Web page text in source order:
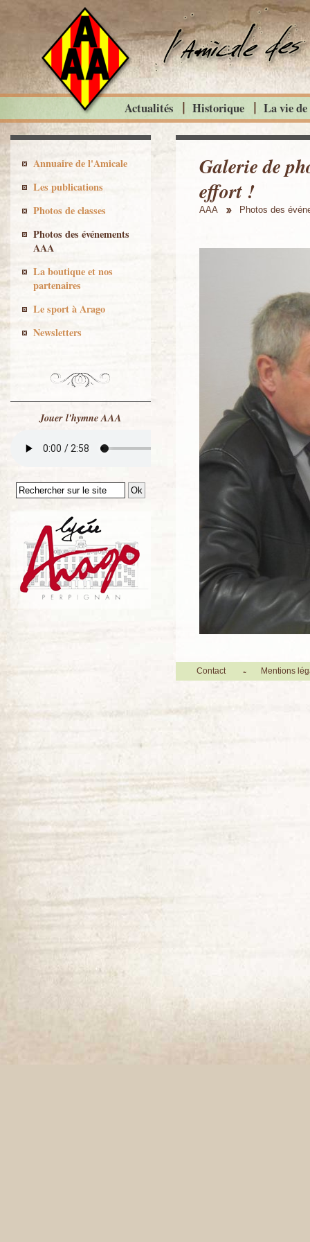
Galerie de
effort !
AAA Photos des
Actualités Historique La vie
Annuaire de l'Amicale
Les publications
Photos de classes
Photos des événements
AAA
La boutique et nos
partenaires
Le sport à Arago
Newsletters
Jouer l'hymne AAA
Contact Mentions